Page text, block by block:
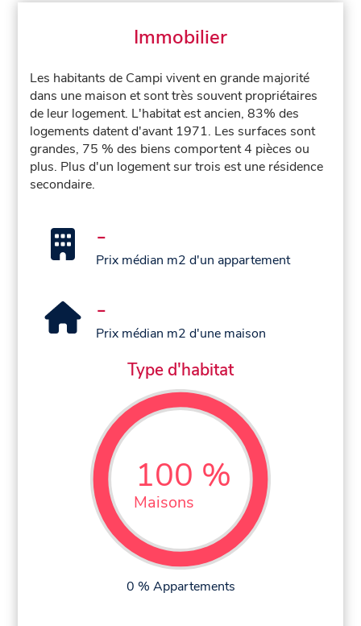
Immobilier
Les habitants de Campi vivent en grande majorité
dans une maison et sont très souvent propriétaires
de leur logement. L'habitat est ancien, 83% des
logements datent d'avant 1971. Les surfaces sont
grandes, 75 % des biens comportent 4 pièces ou
plus. Plus d'un logement sur trois est une résidence
secondaire.
-
Prix médian m2 d'un appartement
-
Prix médian m2 d'une maison
Type d'habitat
100 %
Maisons
0 % Appartements